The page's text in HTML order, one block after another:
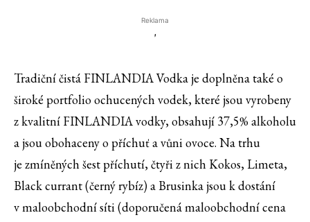
Reklama
'
Tradiční čistá FINLANDIA Vodka je doplněna také o
široké portfolio ochucených vodek, které jsou vyrobeny
z kvalitní FINLANDIA vodky, obsahují 37,5% alkoholu
a jsou obohaceny o příchuť a vůni ovoce. Na trhu
je zmíněných šest příchutí, čtyři z nich Kokos, Limeta,
Black currant (černý rybíz) a Brusinka jsou k dostání
v maloobchodní síti (doporučená maloobchodní cena